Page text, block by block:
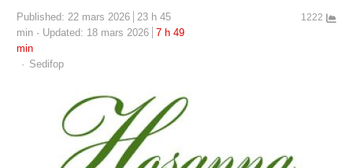
Published: 22 mars 2026
23 h 45
min
Updated: 18 mars 2026
7 h 49
min
Author
Sedifop
1222